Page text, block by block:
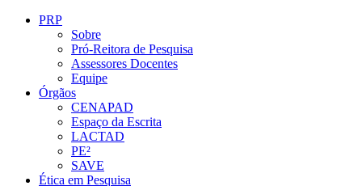
Conteúdo principal
PRP
Sobre
Pró-Reitora de Pesquisa
Assessores Docentes
Equipe
Órgãos
CENAPAD
Espaço da Escrita
LACTAD
PE²
SAVE
Ética em Pesquisa